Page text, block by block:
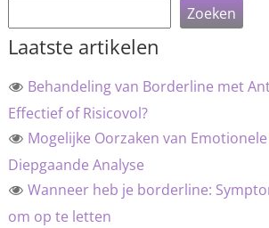
Zoeken
Laatste artikelen
Behandeling van Borderline met
Effectief of Risicovol?
Mogelijke Oorzaken van
Diepgaande Analyse
Wanneer heb je borderline:
om op te letten